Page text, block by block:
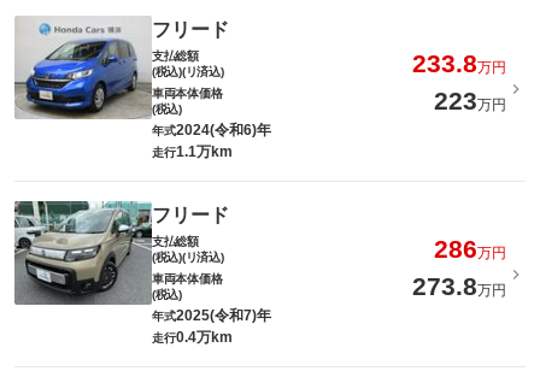
フリード
支払総額
(税込)(リ済込)
233.8万円
車両本体価格
(税込)
223万円
年式2024(令和6)年
走行1.1万km
フリード
支払総額
(税込)(リ済込)
286万円
車両本体価格
(税込)
273.8万円
年式2025(令和7)年
走行0.4万km